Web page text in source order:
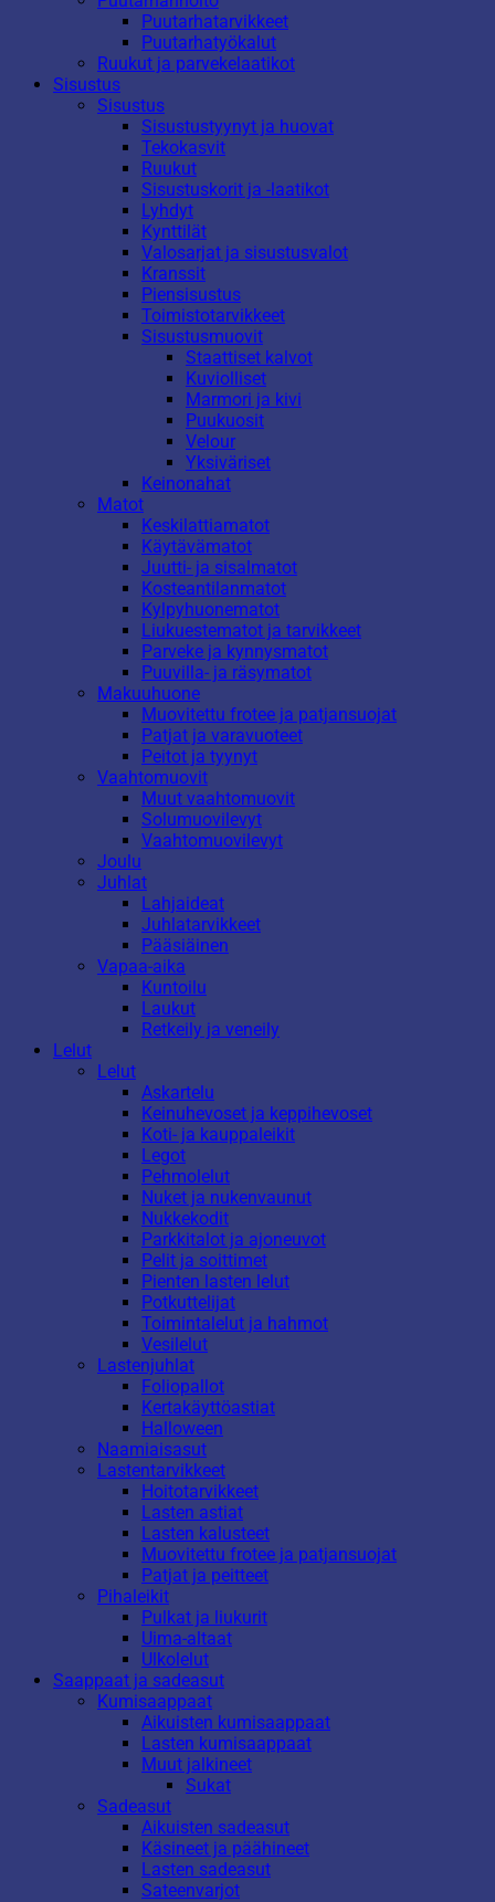
Puutarhatarvikkeet
Puutarhatyökalut
Ruukut ja parvekelaatikot
Sisustus
Sisustus
Sisustustyynyt ja huovat
Tekokasvit
Ruukut
Sisustuskorit ja -laatikot
Lyhdyt
Kynttilät
Valosarjat ja sisustusvalot
Kranssit
Piensisustus
Toimistotarvikkeet
Sisustusmuovit
Staattiset kalvot
Kuviolliset
Marmori ja kivi
Puukuosit
Velour
Yksiväriset
Keinonahat
Matot
Keskilattiamatot
Käytävämatot
Juutti- ja sisalmatot
Kosteantilanmatot
Kylpyhuonematot
Liukuestematot ja tarvikkeet
Parveke ja kynnysmatot
Puuvilla- ja räsymatot
Makuuhuone
Muovitettu frotee ja patjansuojat
Patjat ja varavuoteet
Peitot ja tyynyt
Vaahtomuovit
Muut vaahtomuovit
Solumuovilevyt
Vaahtomuovilevyt
Joulu
Juhlat
Lahjaideat
Juhlatarvikkeet
Pääsiäinen
Vapaa-aika
Kuntoilu
Laukut
Retkeily ja veneily
Lelut
Lelut
Askartelu
Keinuhevoset ja keppihevoset
Koti- ja kauppaleikit
Legot
Pehmolelut
Nuket ja nukenvaunut
Nukkekodit
Parkkitalot ja ajoneuvot
Pelit ja soittimet
Pienten lasten lelut
Potkuttelijat
Toimintalelut ja hahmot
Vesilelut
Lastenjuhlat
Foliopallot
Kertakäyttöastiat
Halloween
Naamiaisasut
Lastentarvikkeet
Hoitotarvikkeet
Lasten astiat
Lasten kalusteet
Muovitettu frotee ja patjansuojat
Patjat ja peitteet
Pihaleikit
Pulkat ja liukurit
Uima-altaat
Ulkolelut
Saappaat ja sadeasut
Kumisaappaat
Aikuisten kumisaappaat
Lasten kumisaappaat
Muut jalkineet
Sukat
Sadeasut
Aikuisten sadeasut
Käsineet ja päähineet
Lasten sadeasut
Sateenvarjot